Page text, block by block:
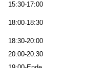
15:30-17:00
18:00-18:30
18:30-20:00
20:00-20:30